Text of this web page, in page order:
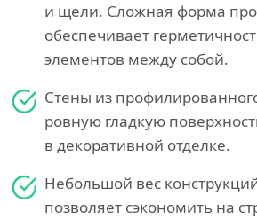
и щели. Сложная форма
обеспечивает
элементов между собой.
Стены из
ровную гладкую
в декоративной отделке.
Небольшой вес
позволяет сэкономить на